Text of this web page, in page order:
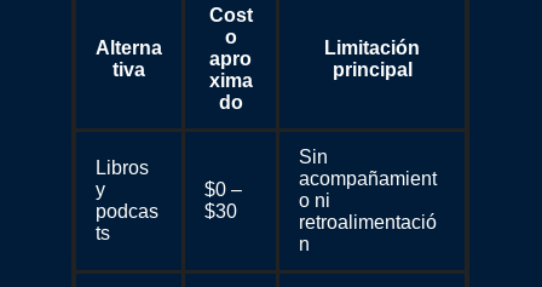
Alterna
tiva
Cost
o
apro
xima
do
Limitación
principal
Libros
y
podcas
ts
$0 –
$30
Sin
acompañamient
o ni
retroalimentació
n